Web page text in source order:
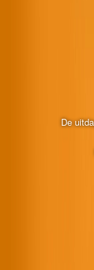
De